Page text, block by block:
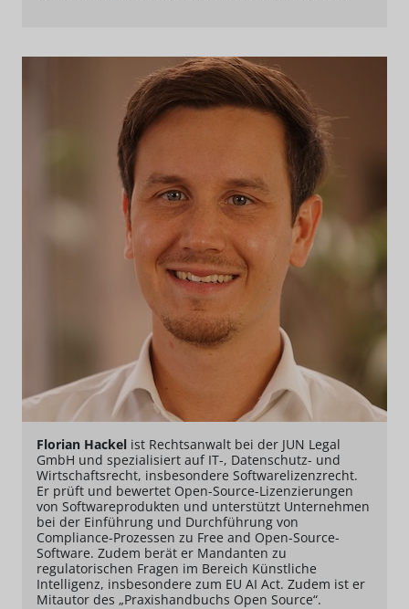
Florian Hackel ist Rechtsanwalt bei der JUN Legal
GmbH und spezialisiert auf IT-, Datenschutz- und
Wirtschaftsrecht, insbesondere Softwarelizenzrecht.
Er prüft und bewertet Open-Source-Lizenzierungen
von Softwareprodukten und unterstützt Unternehmen
bei der Einführung und Durchführung von
Compliance-Prozessen zu Free and Open-Source-
Software. Zudem berät er Mandanten zu
regulatorischen Fragen im Bereich Künstliche
Intelligenz, insbesondere zum EU AI Act. Zudem ist er
Mitautor des „Praxishandbuchs Open Source“.